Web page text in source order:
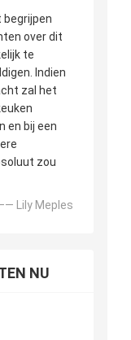
begrijpen
over dit
te
Indien
zal het
en bij een
zou
Lily Meples
NU